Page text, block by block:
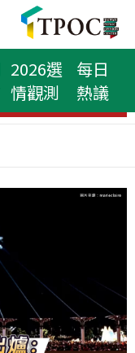
2026選
情觀測
每日
熱議